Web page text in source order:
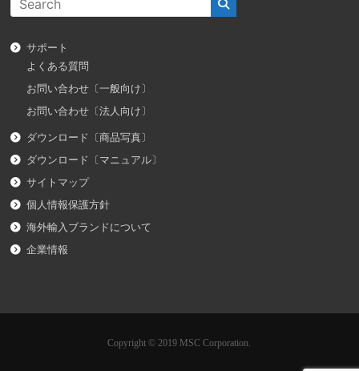
サポート
よくある質問
お問い合わせ〔一般向け〕
お問い合わせ〔法人向け〕
ダウンロード〔商品写真〕
ダウンロード〔マニュアル〕
サイトマップ
個人情報保護方針
海外輸入ブランドについて
企業情報
Copyright © 2019 MSC Corporation.